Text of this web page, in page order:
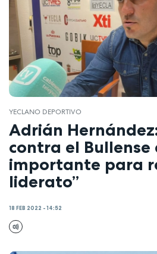
YECLANO DEPORTIVO
Adrián
contra el Bullense
importante para
liderato”
18 FEB 2022 - 14:52